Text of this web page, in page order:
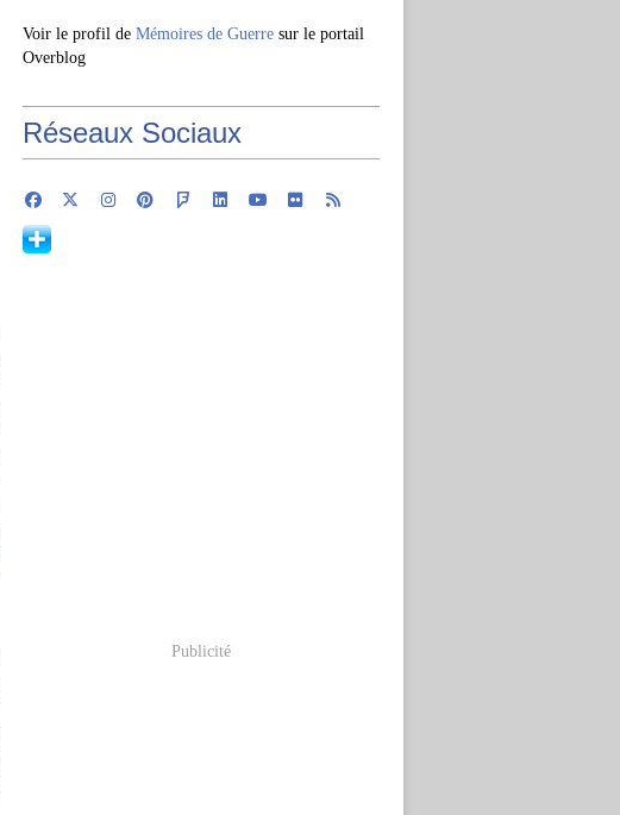
Voir le profil de Mémoires de Guerre sur le portail
Overblog
Réseaux Sociaux
Publicité